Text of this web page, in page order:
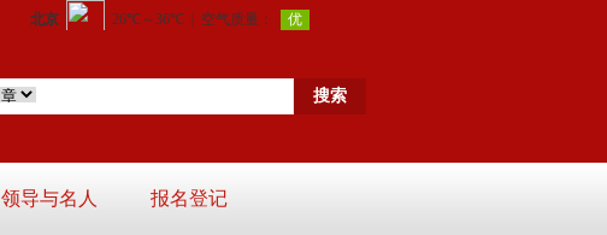
领导与名人 报名登记